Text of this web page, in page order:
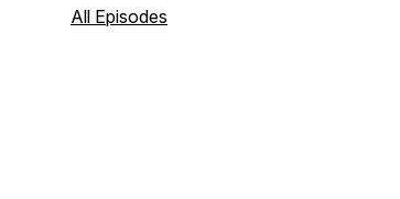
achter de vrijmetselarij — en krijg een
All Episodes